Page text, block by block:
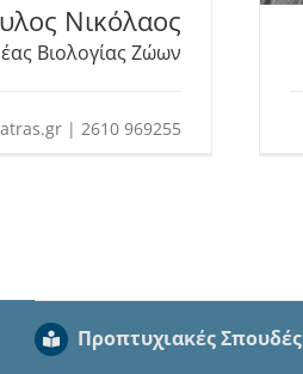
Νικόλαος
Βιολογίας Ζώων
| 2610 969255
Προπτυχιακές Σπουδές